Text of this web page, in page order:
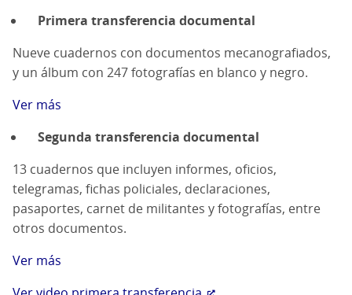
Primera transferencia documental
Nueve cuadernos con documentos mecanografiados,
y un álbum con 247 fotografías en blanco y negro.
Ver más
Segunda transferencia documental
13 cuadernos que incluyen informes, oficios,
telegramas, fichas policiales, declaraciones,
pasaportes, carnet de militantes y fotografías, entre
otros documentos.
Ver más